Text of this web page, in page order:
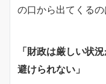
の口から出てくるの
「財政は厳しい状
避けられない」